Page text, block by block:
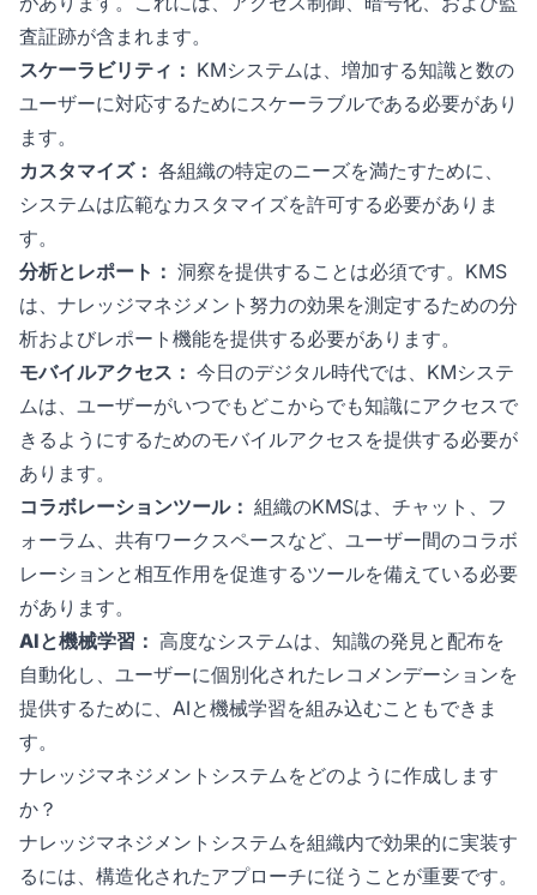
査証跡が含まれます。
スケーラビリティ： KMシステムは、増加する知識と数の
ユーザーに対応するためにスケーラブルである必要があり
ます。
カスタマイズ： 各組織の特定のニーズを満たすために、
システムは広範なカスタマイズを許可する必要がありま
す。
分析とレポート： 洞察を提供することは必須です。KMS
は、ナレッジマネジメント努力の効果を測定するための分
析およびレポート機能を提供する必要があります。
モバイルアクセス： 今日のデジタル時代では、KMシステ
ムは、ユーザーがいつでもどこからでも知識にアクセスで
きるようにするためのモバイルアクセスを提供する必要が
あります。
コラボレーションツール： 組織のKMSは、チャット、フ
ォーラム、共有ワークスペースなど、ユーザー間のコラボ
レーションと相互作用を促進するツールを備えている必要
があります。
AIと機械学習： 高度なシステムは、知識の発見と配布を
自動化し、ユーザーに個別化されたレコメンデーションを
提供するために、AIと機械学習を組み込むこともできま
す。
ナレッジマネジメントシステムをどのように作成します
か？
ナレッジマネジメントシステムを組織内で効果的に実装す
るには、構造化されたアプローチに従うことが重要です。